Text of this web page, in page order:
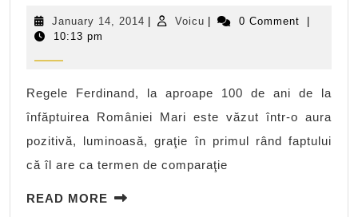
Ferdinand
January 14, 2014 JanuaryVoicu Voicu 0 Comment
10:13 pm
Regele Ferdinand, la aproape 100 de ani de la
înfăptuirea României Mari este văzut într-o aura
pozitivă, luminoasă, graţie în primul rând faptului
că îl are ca termen de comparaţie
READ MORE READ